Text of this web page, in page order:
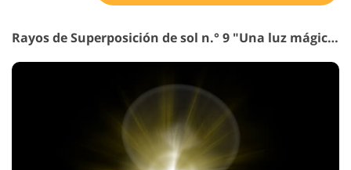
Rayos de Superposición de sol n.° 9 "Una luz mágica de "